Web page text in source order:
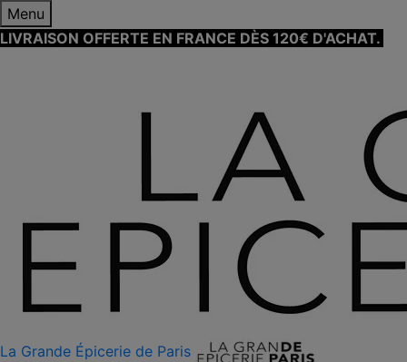
Menu
LIVRAISON OFFERTE EN FRANCE DÈS 120€ D'ACHAT.
La Grande Épicerie de Paris